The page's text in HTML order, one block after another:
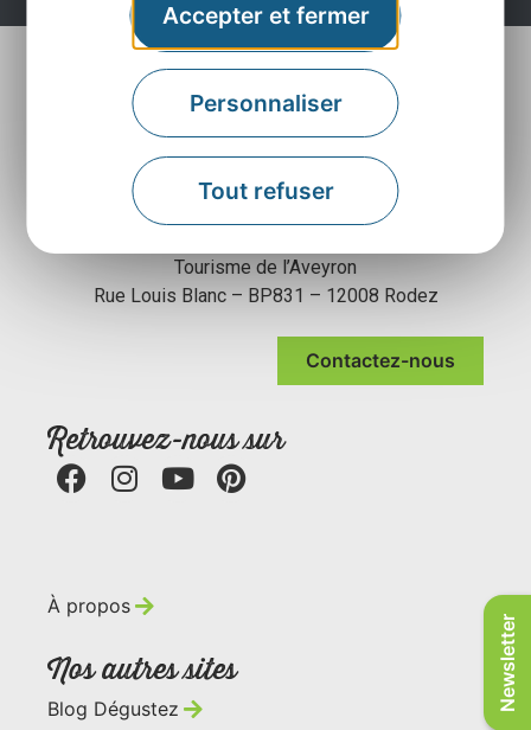
Accepter et fermer
Personnaliser
Tout refuser
Tourisme de l’Aveyron
Rue Louis Blanc – BP831 – 12008 Rodez
Contactez-nous
Retrouvez-nous sur
À propos
Nos autres sites
Blog Dégustez Newsletter